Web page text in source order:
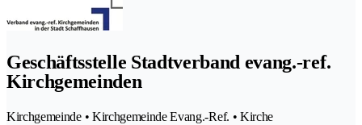
Geschäftsstelle Stadtverband evang.-ref.
Kirchgemeinden
Kirchgemeinde • Kirchgemeinde Evang.-Ref. • Kirche